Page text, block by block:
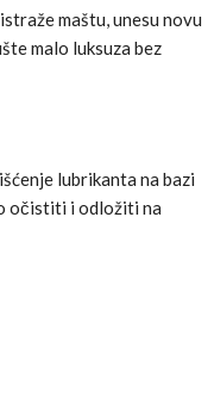
maštu, unesu novu
malo luksuza bez
lubrikanta na bazi
očistiti i odložiti na